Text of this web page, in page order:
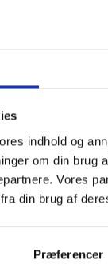
indhold og
om din brug
Vores
din brug af
Præferencer
Volume,